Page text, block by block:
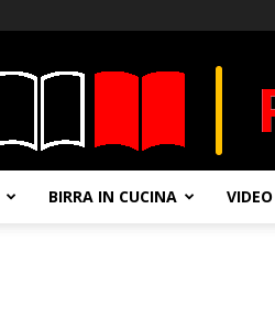
BIRRA IN CUCINA VIDEO